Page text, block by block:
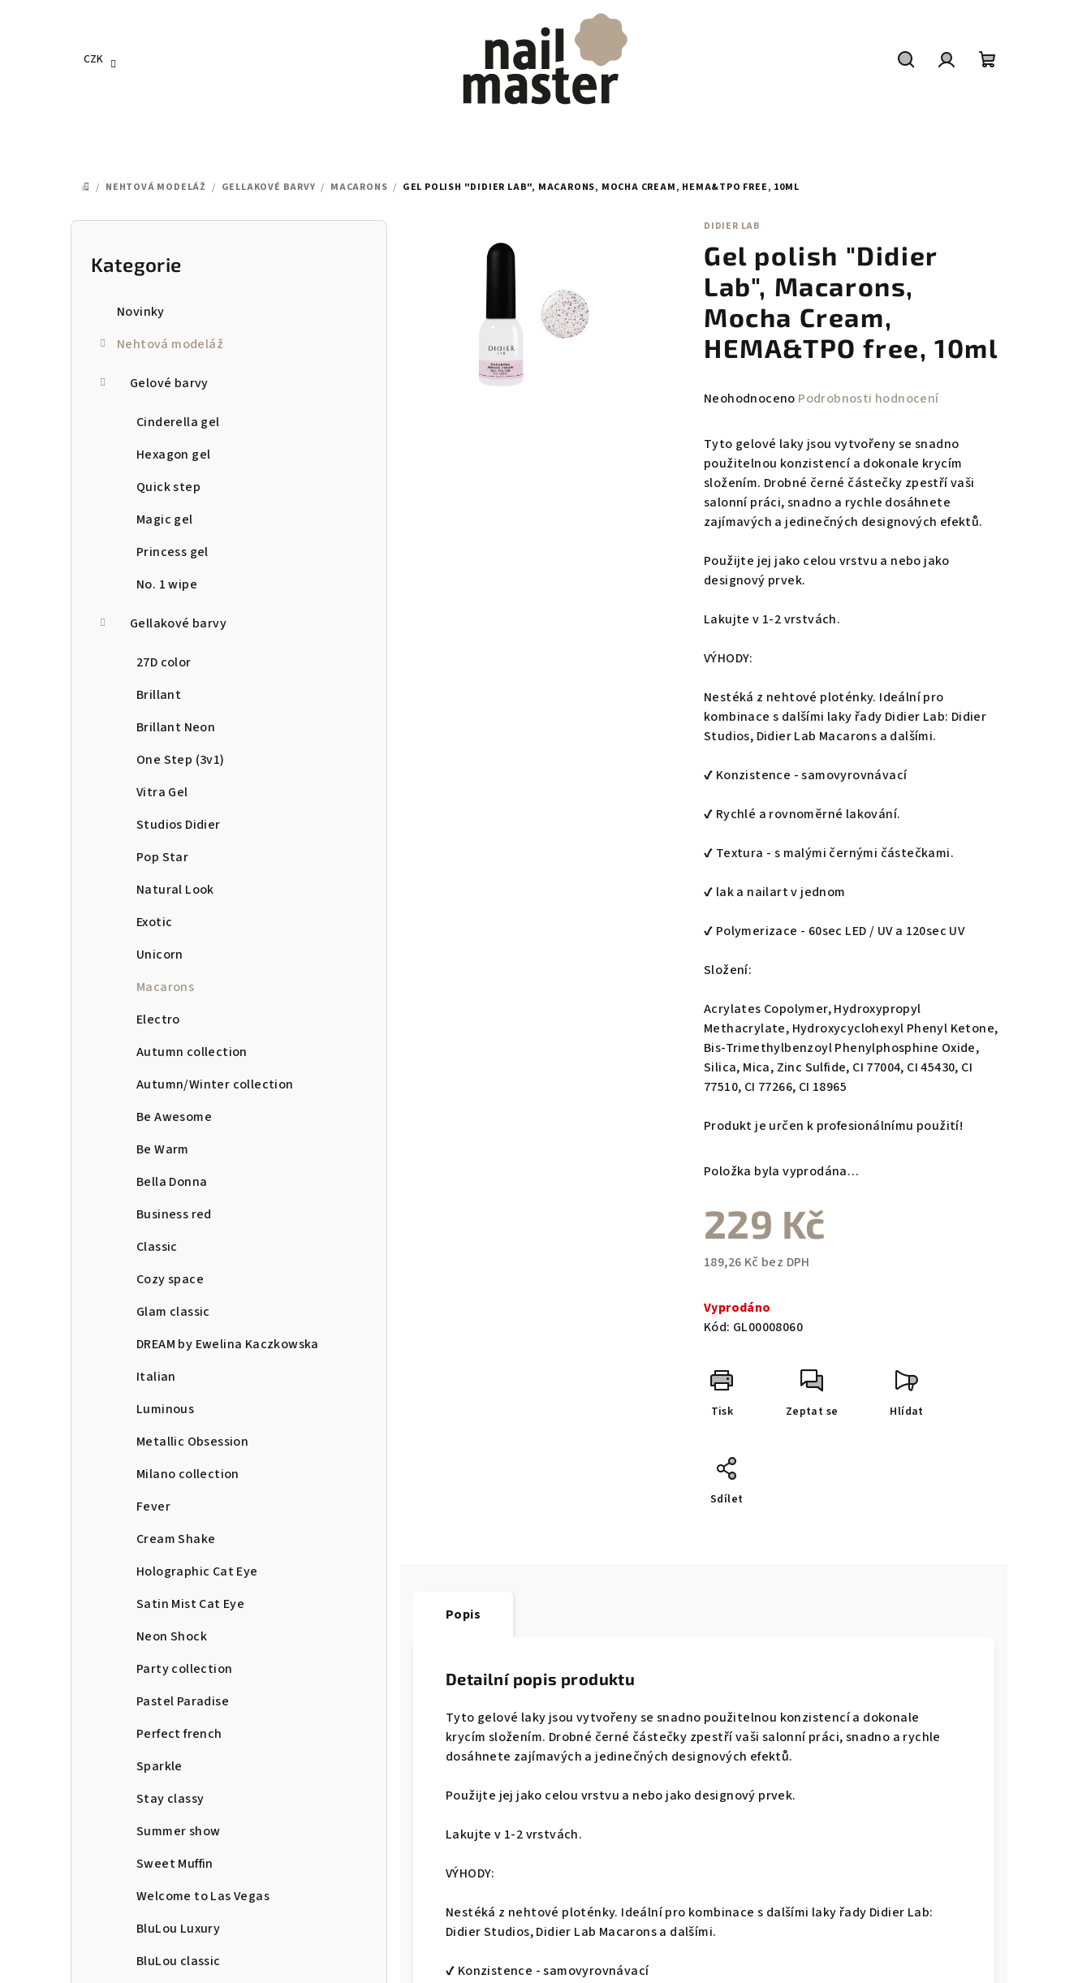
CZK
DOMŮ
/ NEHTOVÁ MODELÁŽ / GELLAKOVÉ BARVY / MACARONS / GEL POLISH "DIDIER LAB", MACARONS, MOCHA CREAM, HEMA&TPO FREE, 10ML
P
Přeskočit
kategorie
Kategorie
Novinky
Nehtová modeláž
Gelové barvy
Cinderella gel
Hexagon gel
Quick step
Magic gel
Princess gel
No. 1 wipe
Gellakové barvy
27D color
Brillant
Brillant Neon
One Step (3v1)
Vitra Gel
Studios Didier
Pop Star
Natural Look
Exotic
Unicorn
Macarons
Electro
Autumn collection
Autumn/Winter collection
Be Awesome
Be Warm
Bella Donna
Business red
Classic
Cozy space
Glam classic
DREAM by Ewelina Kaczkowska
Italian
Luminous
Metallic Obsession
Milano collection
Fever
Cream Shake
Holographic Cat Eye
Satin Mist Cat Eye
Neon Shock
Party collection
Pastel Paradise
Perfect french
Sparkle
Stay classy
Summer show
Sweet Muffin
Welcome to Las Vegas
BluLou Luxury
BluLou classic
DIDIER LAB
Gel polish "Didier
Lab", Macarons,
Mocha Cream,
HEMA&TPO free, 10ml
Průměrné
produktu
je
0,0
hvězdiček.
Neohodnoceno Podrobnosti hodnocení
Tyto gelové laky jsou vytvořeny se snadno
použitelnou konzistencí a dokonale krycím
složením. Drobné černé částečky zpestří vaši
salonní práci, snadno a rychle dosáhnete
zajímavých a jedinečných designových efektů.
Použijte jej jako celou vrstvu a nebo jako
designový prvek.
Lakujte v 1-2 vrstvách.
VÝHODY:
Nestéká z nehtové ploténky. Ideální pro
kombinace s dalšími laky řady Didier Lab: Didier
Studios, Didier Lab Macarons a dalšími.
✔ Konzistence - samovyrovnávací
✔ Rychlé a rovnoměrné lakování.
✔ Textura - s malými černými částečkami.
✔ lak a nailart v jednom
✔ Polymerizace - 60sec LED / UV a 120sec UV
Složení:
Acrylates Copolymer, Hydroxypropyl
Methacrylate, Hydroxycyclohexyl Phenyl Ketone,
Bis-Trimethylbenzoyl Phenylphosphine Oxide,
Silica, Mica, Zinc Sulfide, CI 77004, CI 45430, CI
77510, CI 77266, CI 18965
Produkt je určen k profesionálnímu použití!
Položka byla vyprodána…
229 Kč
189,26 Kč bez DPH
cena:
Vyprodáno
Kód: GL00008060
Tisk Zeptat se Hlídat
Sdílet
Popis
Detailní popis produktu
Tyto gelové laky jsou vytvořeny se snadno použitelnou konzistencí a dokonale
krycím složením. Drobné černé částečky zpestří vaši salonní práci, snadno a rychle
dosáhnete zajímavých a jedinečných designových efektů.
Použijte jej jako celou vrstvu a nebo jako designový prvek.
Lakujte v 1-2 vrstvách.
VÝHODY:
Nestéká z nehtové ploténky. Ideální pro kombinace s dalšími laky řady Didier Lab:
Didier Studios, Didier Lab Macarons a dalšími.
✔ Konzistence - samovyrovnávací